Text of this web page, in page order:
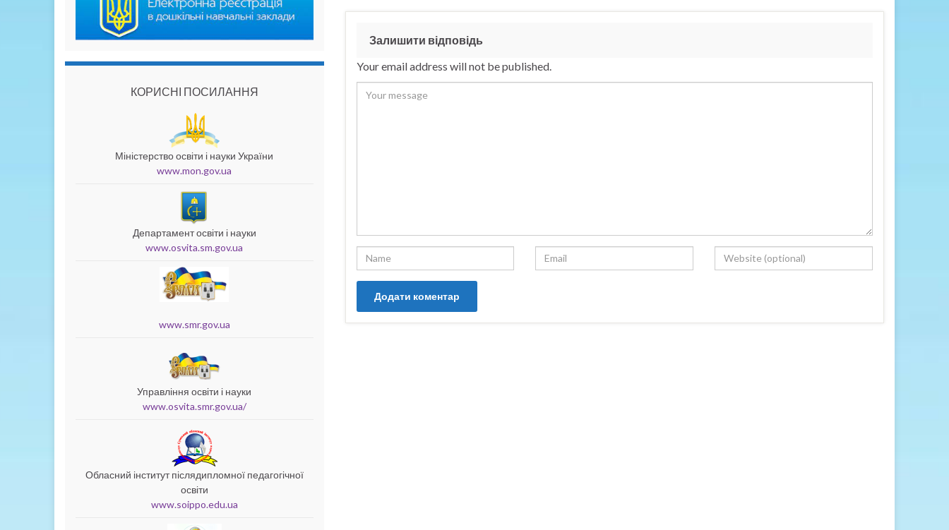
Залишити відповідь
Your email address will not be published.
КОРИСНІ ПОСИЛАННЯ
Міністерство освіти і науки України
www.mon.gov.ua
Департамент освіти і науки
www.osvita.sm.gov.ua
www.smr.gov.ua
Управління освіти і науки
www.osvita.smr.gov.ua/
Обласний інститут післядипломної педагогічної
освіти
www.soippo.edu.ua